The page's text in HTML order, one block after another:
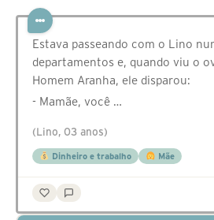
Estava passeando com o Lino
departamentos e, quando viu o
Homem Aranha, ele disparou:
- Mamãe, você …
(Lino, 03 anos)
Dinheiro e trabalho Mãe